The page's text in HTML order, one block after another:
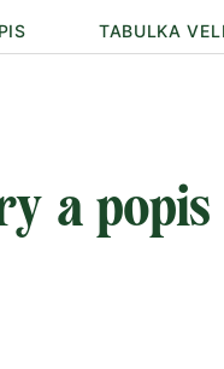
TABULKA
a popis